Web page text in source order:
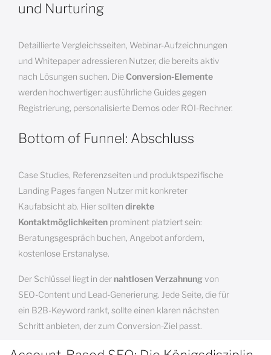
und Nurturing
Detaillierte Vergleichsseiten, Webinar-Aufzeichnungen
und Whitepaper adressieren Nutzer, die bereits aktiv
nach Lösungen suchen. DieConversion-Elemente
werden hochwertiger: ausführliche Guides gegen
Registrierung, personalisierte Demos oder ROI-Rechner.
Bottom of Funnel: Abschluss
Case Studies, Referenzseiten und produktspezifische
Landing Pages fangen Nutzer mit konkreter
Kaufabsicht ab. Hier sollten direkte
Kontaktmöglichkeiten prominent platziert sein:
Beratungsgespräch buchen, Angebot anfordern,
kostenlose Erstanalyse.
Der Schlüssel liegt in der nahtlosen Verzahnungvon
SEO-Content und Lead-Generierung. Jede Seite, die für
ein B2B-Keyword rankt, sollte einen klaren nächsten
Schritt anbieten, der zum Conversion-Ziel passt.